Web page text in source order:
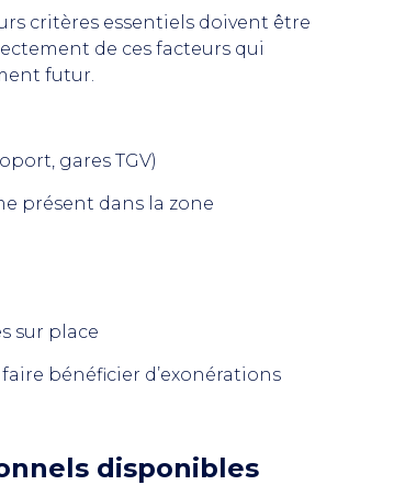
critères essentiels doivent être
de ces facteurs qui
futur.
gares TGV)
présent dans la zone
sur place
bénéficier d’exonérations
disponibles